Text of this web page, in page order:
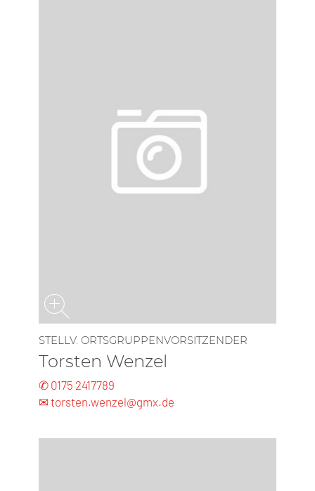
STELLV. ORTSGRUPPENVORSITZENDER
Torsten Wenzel
✆ 0175 2417789
✉ torsten.wenzel@gmx.de